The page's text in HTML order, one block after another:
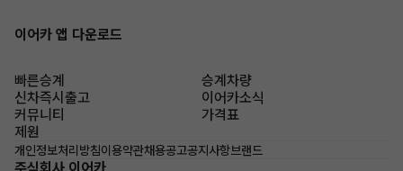
이어카 앱 다운로드
빠른승계
승계차량
신차즉시출고
이어카소식
커뮤니티
가격표
제원
개인정보처리방침이용약관채용공고공지사항브랜드
주식회사 이어카